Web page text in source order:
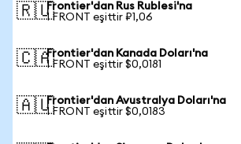
🇷🇺Frontier'dan Rus Rublesi'na
1 FRONT eşittir ₽1,06
🇨🇦Frontier'dan Kanada Doları'na
1 FRONT eşittir $0,0181
🇦🇺Frontier'dan Avustralya Doları'na
1 FRONT eşittir $0,0183